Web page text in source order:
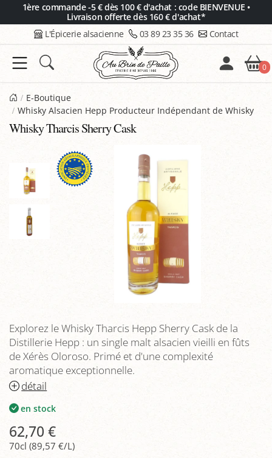
1ère commande -5 € dès 100 € d'achat : code BIENVENUE •
Livraison offerte dès 160 € d'achat*
L'Épicerie alsacienne 03 89 23 35 36 Contact
0
E-Boutique
Whisky Alsacien Hepp Producteur Indépendant de Whisky
Whisky Tharcis Sherry Cask
Explorez le Whisky Tharcis Hepp Sherry Cask de la
Distillerie Hepp : un single malt alsacien vieilli en fûts
de Xérès Oloroso. Primé et d'une complexité
aromatique exceptionnelle.
détail
en stock
62,70 €
70cl (89,57 €/L)
Panneau de gestion des cookies